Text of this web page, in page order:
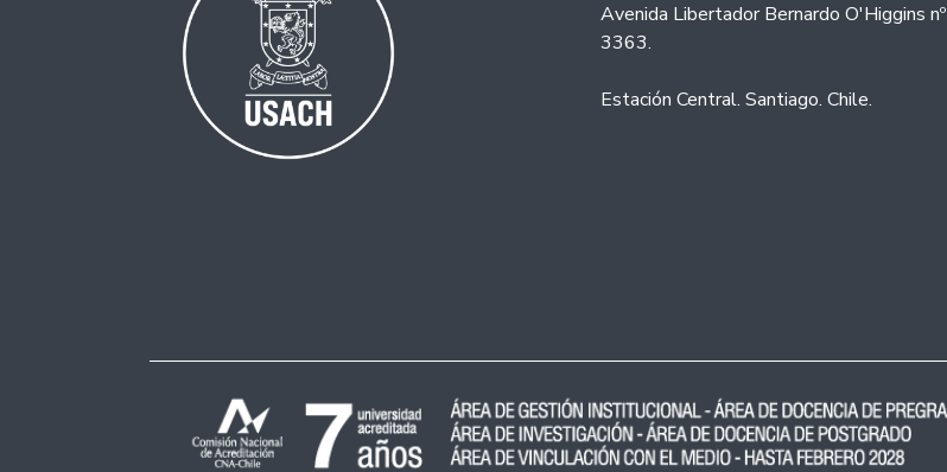
Avenida Libertador Bernardo O'Higgins nº
3363.
Estación Central. Santiago. Chile.